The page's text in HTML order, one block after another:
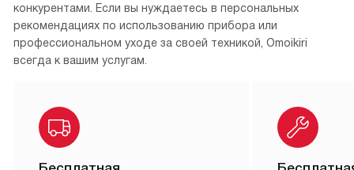
конкурентами. Если вы нуждаетесь в персональных
рекомендациях по использованию прибора или
профессиональном уходе за своей техникой, Omoikiri
всегда к вашим услугам.